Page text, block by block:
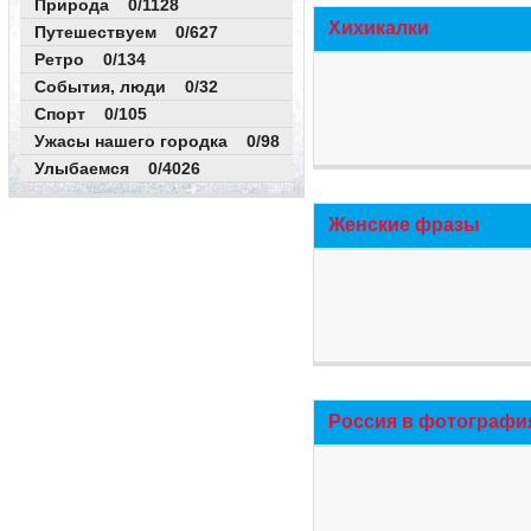
Природа 0/1128
Путешествуем 0/627
Ретро 0/134
События, люди 0/32
Спорт 0/105
Ужасы нашего городка 0/98
Улыбаемся 0/4026
Хихикалки
Женские фразы
Россия в